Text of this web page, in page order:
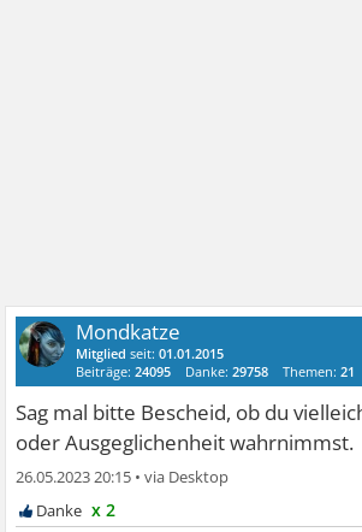
Mondkatze
Mitglied seit:01.01.2015
Beiträge:24095 Danke:29758 Themen:21
Sag mal bitte Bescheid, ob du
oder Ausgeglichenheit wahrnimmst.
26.05.2023 20:15 •
x 2